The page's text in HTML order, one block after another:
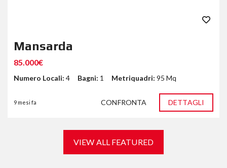
Mansarda
85.000€
Numero Locali: 4 Bagni: 1 Metriquadri: 95 Mq
9 mesi fa CONFRONTA DETTAGLI
VIEW ALL FEATURED